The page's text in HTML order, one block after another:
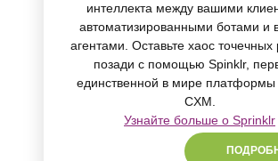
интеллекта между вашими
автоматизированными ботами и
агентами. Оставьте хаос
позади с помощью Spinklr,
единственной в мире платформы
CXM.
Узнайте больше о Sprinklr